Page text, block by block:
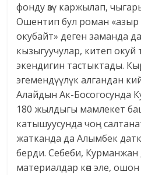
фонду өзү каржылап,
Ошентип бул роман «азыр
окубайт» деген заманда
кызыгуучулар, китеп окуй
экендигин тастыктады.
эгемендүүлүк алгандан
Алайдын Ак-Босогосунда
180 жылдыгы мамлекет
катышуусунда чоң
жатканда да Алымбек
берди. Себеби, Курманжан
материалдар көп эле,